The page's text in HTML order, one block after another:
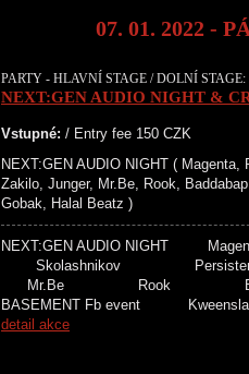
07. 01. 2022 -
PARTY - HLAVNÍ STAGE / DOLNÍ STAGE:
NEXT:GEN AUDIO NIGHT &
Vstupné: / Entry fee 150 CZK
NEXT:GEN AUDIO NIGHT (
Zakilo, Junger, Mr.Be, Rook,
Gobak, Halal Beatz )
NEXT:GEN AUDIO
Skolashnikov
Mr.Be Rook
BASEMENT Fb event
detail akce